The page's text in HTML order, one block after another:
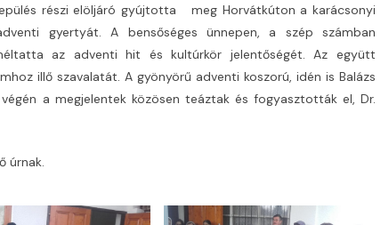
részi elöljáró gyújtotta meg Horvátkúton a karácsonyi
gyertyát. A bensőséges ünnepen, a szép számban
az adventi hit és kultúrkör jelentőségét. Az együtt
illő szavalatát. A gyönyörű adventi koszorú, idén is Balázs
a megjelentek közösen teáztak és fogyasztották el, Dr.
úrnak.